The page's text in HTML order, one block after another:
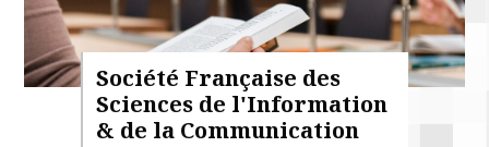
Société Française des
Sciences de l'Information
& de la Communication